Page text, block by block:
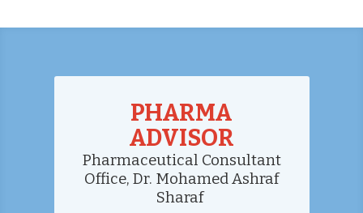
PHARMA
ADVISOR
Pharmaceutical Consultant
Office, Dr. Mohamed Ashraf
Sharaf